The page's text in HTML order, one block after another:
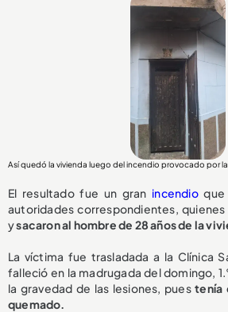
Así quedó la vivienda luego del incendio provocado por la
El resultado fue un gran incendioque
autoridades correspondientes,
ysacaron al hombre de 28 años de la
La víctima fue trasladada a la Clínica
falleció en la madrugada del domingo,
la gravedad de las lesiones, puestenía
quemado.